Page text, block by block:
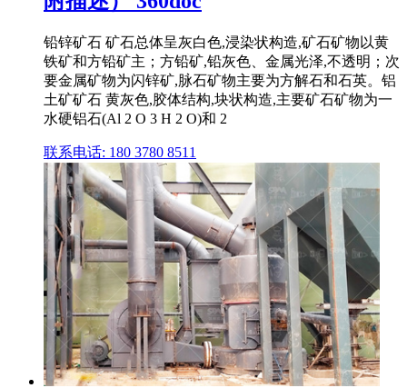
铅锌矿石 矿石总体呈灰白色,浸染状构造,矿石矿物以黄
铁矿和方铅矿主；方铅矿,铅灰色、金属光泽,不透明；次
要金属矿物为闪锌矿,脉石矿物主要为方解石和石英。铝
土矿矿石 黄灰色,胶体结构,块状构造,主要矿石矿物为一
水硬铝石(Al 2 O 3 H 2 O)和 2
联系电话: 180 3780 8511